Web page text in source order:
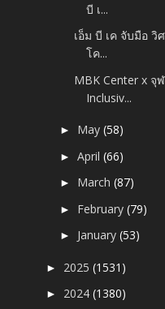
บี เ...
เอ็ม บี เค จับมือ
โค...
MBK Center x
Inclusiv...
► May(58)
►April(66)
► March(87)
► February(79)
► January(53)
► 2025(1531)
► 2024(1380)